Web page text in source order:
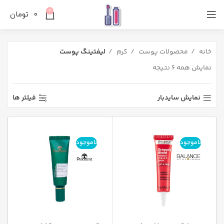
0
0 تومان
خانه محصولات پوست کرم
لیفتینگ پوست
نمایش همه 6 نتیجه
نمایش سایدبار فیلتر ها
ناموجود ناموجود